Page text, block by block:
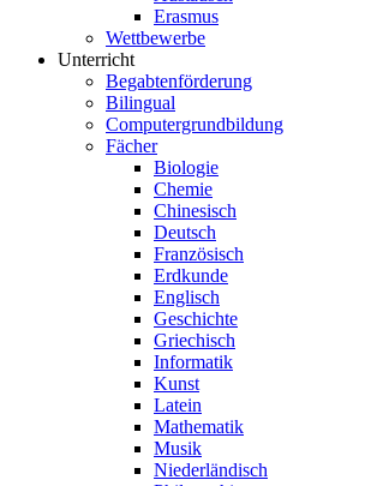
Erasmus
Wettbewerbe
Unterricht
Begabtenförderung
Bilingual
Computergrundbildung
Fächer
Biologie
Chemie
Chinesisch
Deutsch
Französisch
Erdkunde
Englisch
Geschichte
Griechisch
Informatik
Kunst
Latein
Mathematik
Musik
Niederländisch